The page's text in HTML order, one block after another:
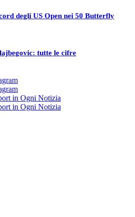
degli US Open nei 50 Butterfly
tutte le cifre